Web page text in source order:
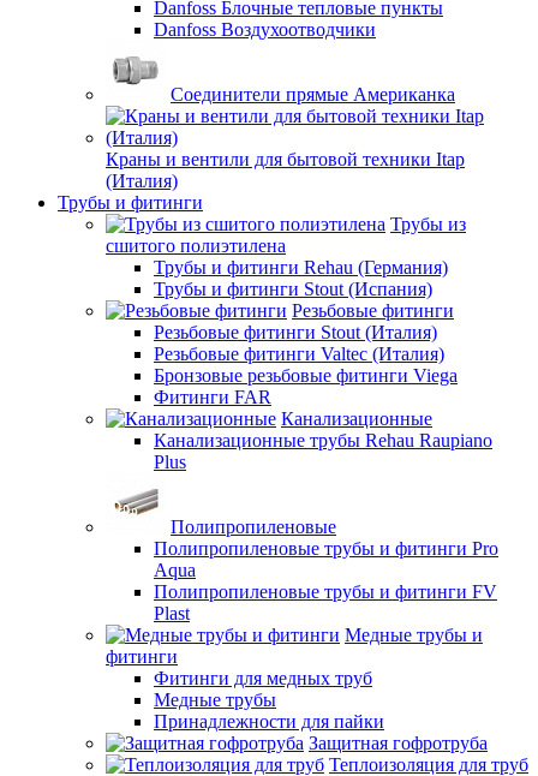
Danfoss Блочные тепловые пункты
Danfoss Воздухоотводчики
Соединители прямые Американка
Краны и вентили для бытовой техники Itap
(Италия)
Трубы и фитинги
Трубы из
сшитого полиэтилена
Трубы и фитинги Rehau (Германия)
Трубы и фитинги Stout (Испания)
Резьбовые фитинги
Резьбовые фитинги Stout (Италия)
Резьбовые фитинги Valtec (Италия)
Бронзовые резьбовые фитинги Viega
Фитинги FAR
Канализационные
Канализационные трубы Rehau Raupiano
Plus
Полипропиленовые
Полипропиленовые трубы и фитинги Pro
Aqua
Полипропиленовые трубы и фитинги FV
Plast
Медные трубы и
фитинги
Фитинги для медных труб
Медные трубы
Принадлежности для пайки
Защитная гофротруба
Теплоизоляция для труб